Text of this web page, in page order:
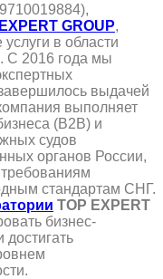
GROUP,
в области
С 2016 года мы
выдачей
выполняет
(B2B) и
судов
органов России,
стандартам СНГ.
TOP EXPERT
бизнес-